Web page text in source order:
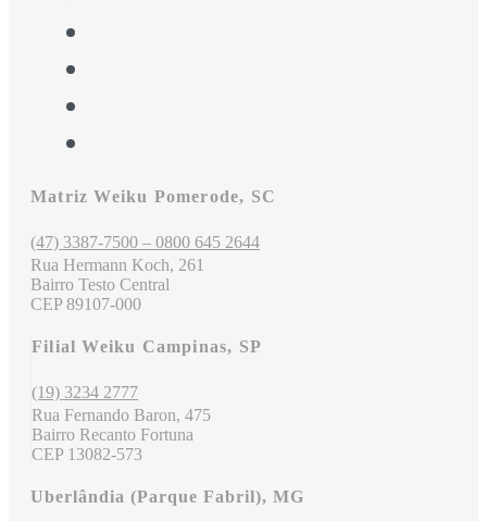
Matriz Weiku Pomerode, SC
(47) 3387-7500 – 0800 645 2644
Rua Hermann Koch, 261
Bairro Testo Central
CEP 89107-000
Filial Weiku Campinas, SP
(19) 3234 2777
Rua Fernando Baron, 475
Bairro Recanto Fortuna
CEP 13082-573
Uberlândia (Parque Fabril), MG